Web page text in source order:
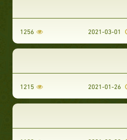
1256
2021-01-26
1215